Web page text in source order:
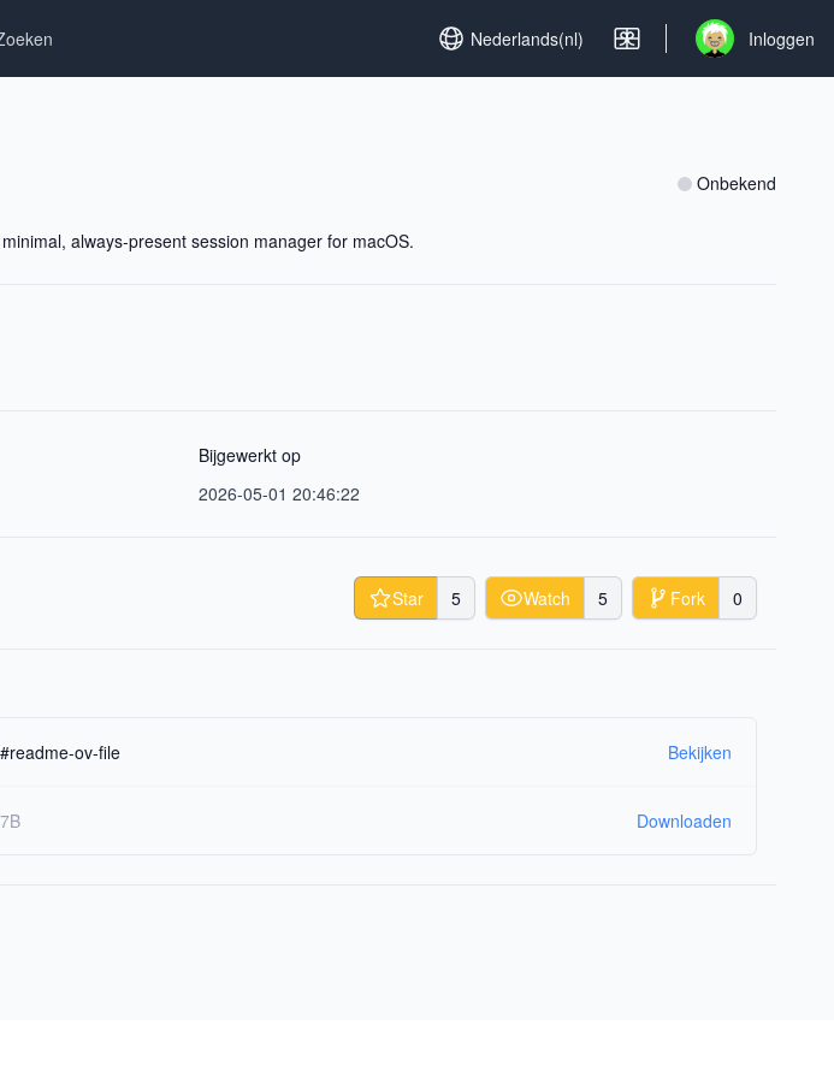
Set language
Nederlands(nl) Open user menu
Inloggen
Onbekend
always-present session manager for macOS.
Bijgewerkt op
2026-05-01 20:46:22
Star 5 Watch 5 Fork 0
ov-file Bekijken
Downloaden